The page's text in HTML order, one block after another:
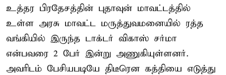
உத்தர பிரதேசத்தின் புதாவுன் மாவட்டத்தில்
உள்ள அரசு மாவட்ட மருத்துவமனையில் ரத்த
வங்கியில் இருந்த டாக்டர் விகாஸ் சர்மா
என்பவரை 2 பேர் இன்று அணுகியுள்ளனர்.
அவரிடம் பேசியபடியே திடீரென கத்தியை எடுத்து